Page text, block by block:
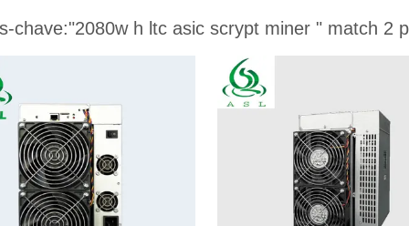
chave:"2080w h ltc asic scrypt miner " match 2